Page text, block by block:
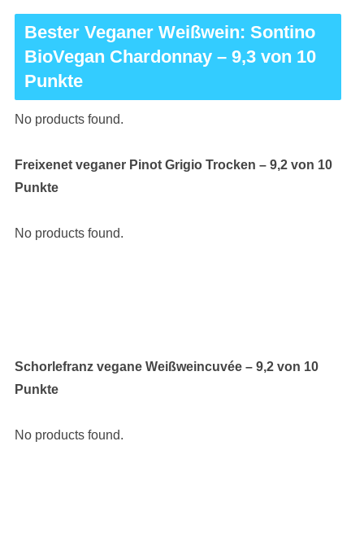
Bester Veganer Weißwein: Sontino
BioVegan Chardonnay – 9,3 von 10
Punkte
No products found.
Freixenet veganer Pinot Grigio Trocken – 9,2 von 10
Punkte
No products found.
Schorlefranz vegane Weißweincuvée – 9,2 von 10
Punkte
No products found.